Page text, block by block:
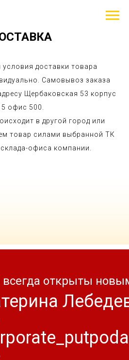
доставки товара
Самовывоз заказа
Щербаковская 53 корпус
офис 500.
в другой город или
товар силами выбранной ТК
офиса компании.
открыты